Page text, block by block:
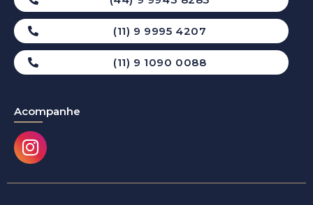
(11) 9 9995 4207
(11) 9 1090 0088
Acompanhe